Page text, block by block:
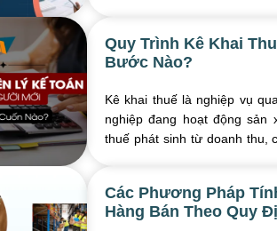
Quy Trình Kê Khai
Bước Nào?
Kê khai thuế là nghiệp vụ
nghiệp đang hoạt động sản
thuế phát sinh từ doanh thu,
Các Phương Pháp
Hàng Bán Theo Quy